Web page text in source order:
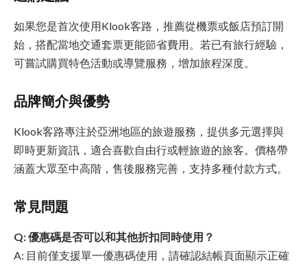
如果您是首次使用Klook客路，推薦從機票或飯店預訂開
始，搭配當地交通套票更能節省費用。若已有旅行經驗，
可嘗試購買特色活動或導覽服務，增加旅程深度。
品牌簡介與優勢
Klook客路專注於亞洲地區的旅遊服務，提供多元選擇與
即時更新資訊，適合喜歡自由行或輕旅遊的旅客。價格帶
涵蓋大眾至中高階，售後服務完善，支持多種付款方式。
常見問題
Q: 優惠碼是否可以和其他折扣同時使用？
A: 目前僅支援單一優惠碼使用，請確認結帳頁面顯示正確